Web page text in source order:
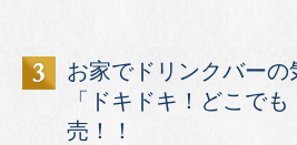
お家でドリンクバーの
「ドキドキ！どこで
売！！